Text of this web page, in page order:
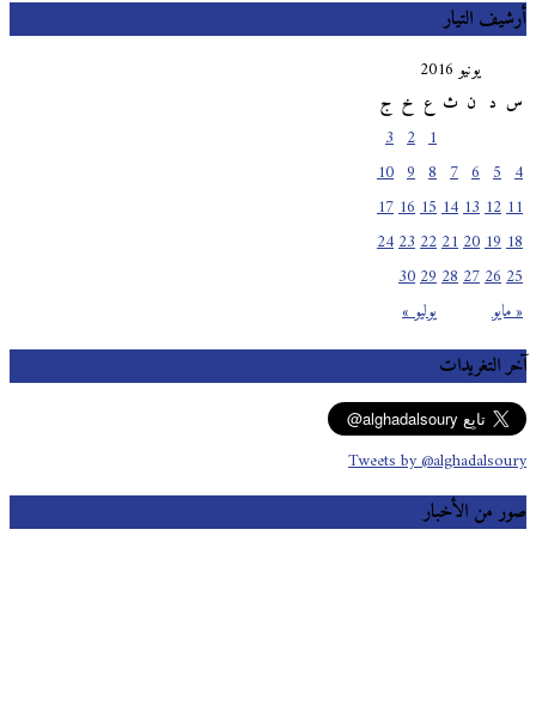
أرشيف التيار
يونيو 2016
س
ث خ ج
« مايو يوليو »
10
11
12
13
14
15
16
17
18
19
20
21
22
23
24
25
26
27
28
29
30
آخر التغريدات
Tweets by @alghadalsoury
صور من الأخبار